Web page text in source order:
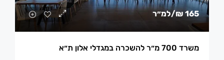
165 ₪ /למ״ר
משרד 700 מ״ר להשכרה במגדלי אלון ת״א